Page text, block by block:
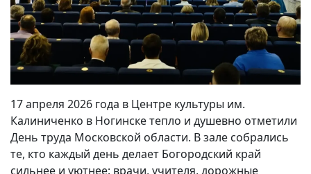
17 апреля 2026 года в Центре культуры им.
Калиниченко в Ногинске тепло и душевно отметили
День труда Московской области. В зале собрались
те, кто каждый день делает Богородский край
сильнее и уютнее: врачи, учителя, дорожные